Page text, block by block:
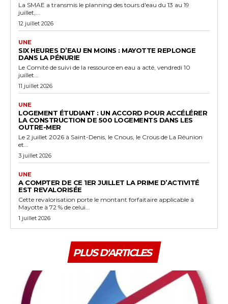
La SMAE a transmis le planning des tours d'eau du 13 au 19
juillet,...
12 juillet 2026
UNE
SIX HEURES D’EAU EN MOINS : MAYOTTE REPLONGE
DANS LA PÉNURIE
Le Comité de suivi de la ressource en eau a acté, vendredi 10
juillet...
11 juillet 2026
UNE
LOGEMENT ÉTUDIANT : UN ACCORD POUR ACCÉLÉRER
LA CONSTRUCTION DE 500 LOGEMENTS DANS LES
OUTRE-MER
Le 2 juillet 2026 à Saint-Denis, le Cnous, le Crous de La Réunion
et...
3 juillet 2026
UNE
A COMPTER DE CE 1ER JUILLET LA PRIME D’ACTIVITÉ
EST REVALORISÉE
Cette revalorisation porte le montant forfaitaire applicable à
Mayotte à 72 % de celui...
1 juillet 2026
PLUS D'ARTICLES